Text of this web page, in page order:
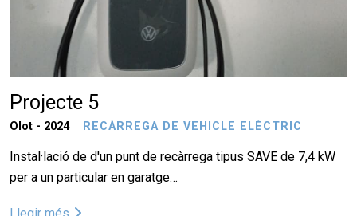
Projecte 5
Olot - 2024 RECÀRREGA DE VEHICLE ELÈCTRIC
Instal·lació de d'un punt de recàrrega tipus SAVE de 7,4 kW
per a un particular en garatge…